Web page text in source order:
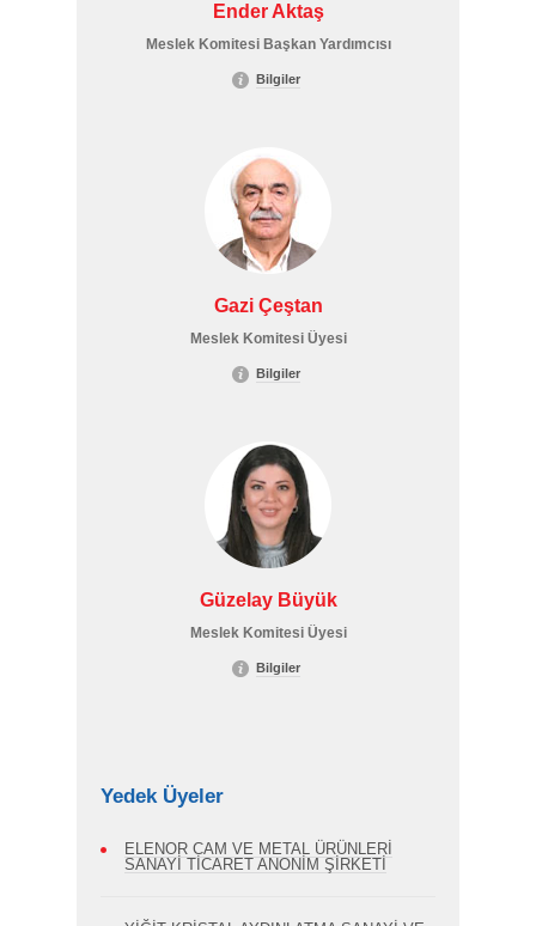
Ender Aktaş
Meslek Komitesi Başkan Yardımcısı
Bilgiler
Gazi Çeştan
Meslek Komitesi Üyesi
Bilgiler
Güzelay Büyük
Meslek Komitesi Üyesi
Bilgiler
Yedek Üyeler
ELENOR CAM VE METAL ÜRÜNLERİ
SANAYİ TİCARET ANONİM ŞİRKETİ